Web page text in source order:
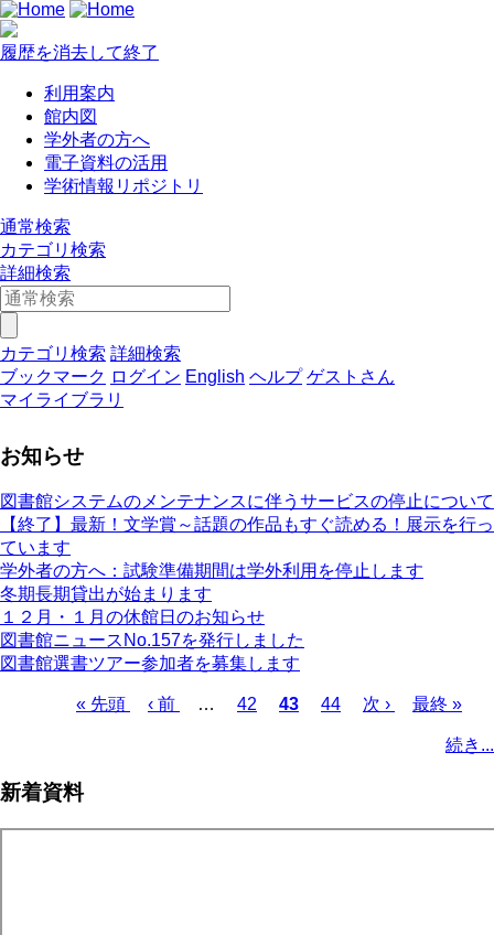
履歴を消去して終了
利用案内
館内図
学外者の方へ
電子資料の活用
学術情報リポジトリ
通常検索
カテゴリ検索
詳細検索
カテゴリ検索 詳細検索
ブックマーク ログイン English ヘルプ ゲストさん
マイライブラリ
お知らせ
図書館システムのメンテナンスに伴うサービスの停止について
【終了】最新！文学賞～話題の作品もすぐ読める！展示を行っ
ています
学外者の方へ：試験準備期間は学外利用を停止します
冬期長期貸出が始まります
１２月・１月の休館日のお知らせ
図書館ニュースNo.157を発行しました
図書館選書ツアー参加者を募集します
送
先
ジ
« 先頭
前
‹ 前 …
ペ
42
カ
43
ペ
44
次
次 ›
最
最終 »
続き...
新着資料